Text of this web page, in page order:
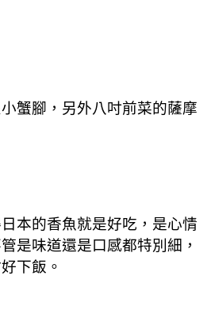
蟹腳，另外八吋前菜的薩摩
本的香魚就是好吃，是心情
是味道還是口感都特別細，
下飯。